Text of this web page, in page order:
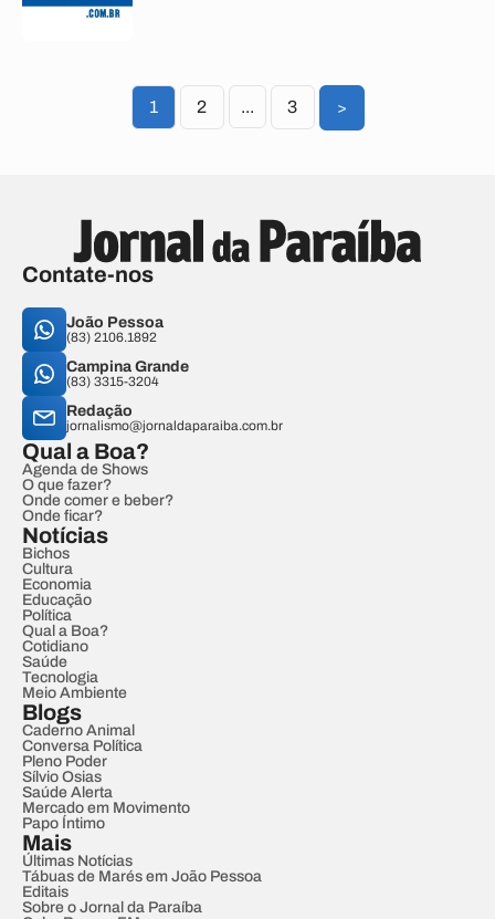
1 2 ... 3 >
Contate-nos
João Pessoa
(83) 2106.1892
Campina Grande
(83) 3315-3204
Redação
jornalismo@jornaldaparaiba.com.br
Qual a Boa?
Agenda de Shows
O que fazer?
Onde comer e beber?
Onde ficar?
Notícias
Bichos
Cultura
Economia
Educação
Política
Qual a Boa?
Cotidiano
Saúde
Tecnologia
Meio Ambiente
Blogs
Caderno Animal
Conversa Política
Pleno Poder
Sílvio Osias
Saúde Alerta
Mercado em Movimento
Papo Íntimo
Mais
Últimas Notícias
Tábuas de Marés em João Pessoa
Editais
Sobre o Jornal da Paraíba